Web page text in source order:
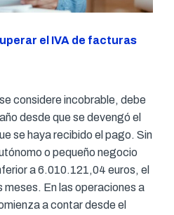
el IVA de facturas
considere incobrable, debe
desde que se devengó el
se haya recibido el pago. Sin
o pequeño negocio
a 6.010.121,04 euros, el
meses. En las operaciones a
a contar desde el